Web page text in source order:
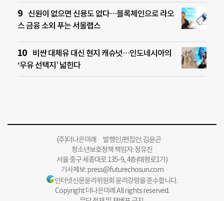
신원이 없으면 신용도 없다…블록체인으로 라오
스 금융 소외 푸는 서울랩스
비싼 대체유 대신 현지 캐슈넛…인도네시아의
‘우유 선택지’ 넓힌다
(주)더나은미래 발행인/편집인: 김윤곤
청소년보호정책 책임자: 정유진
서울 중구 세종대로 135-9, 4층(태평로1가)
기사제보:press@futurechosun.com
인터넷신문윤리위원회 윤리강령을 준수합니다.
Copyright 더나은미래 All rights reserved.